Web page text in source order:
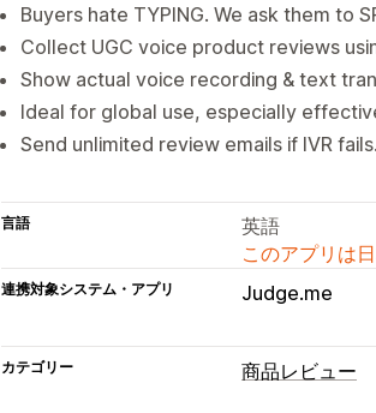
Buyers hate TYPING. We ask them to
Collect UGC voice product reviews
Show actual voice recording & text
Ideal for global use, especially
Send unlimited review emails if IVR
言語
英語
このアプリは
連携対象システム・アプリ Judge.me
カテゴリー 商品レビュー